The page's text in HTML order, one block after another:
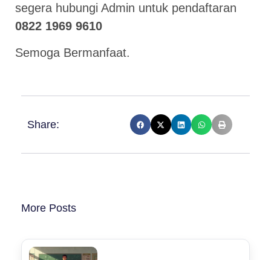
segera hubungi Admin untuk pendaftaran
0822 1969 9610
Semoga Bermanfaat.
Share:
More Posts